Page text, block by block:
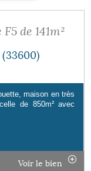
de 141m²
maison en très
de 850m² avec
Voir le bien